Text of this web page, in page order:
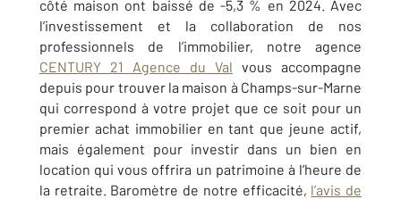
côté maison ont baissé de -5,3 % en 2024. Avec
l’investissement et la collaboration de nos
professionnels de l’immobilier, notre agence
CENTURY 21 Agence du Val vous accompagne
depuis pour trouver la maison à Champs-sur-Marne
qui correspond à votre projet que ce soit pour un
premier achat immobilier en tant que jeune actif,
mais également pour investir dans un bien en
location qui vous offrira un patrimoine à l’heure de
la retraite. Baromètre de notre efficacité, l’avis de